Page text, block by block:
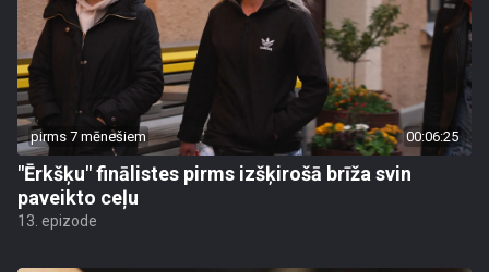
pirms 7 mēnešiem 00:06:25
"Ērkšķu" finālistes pirms izšķirošā brīža svin
paveikto ceļu
13. epizode